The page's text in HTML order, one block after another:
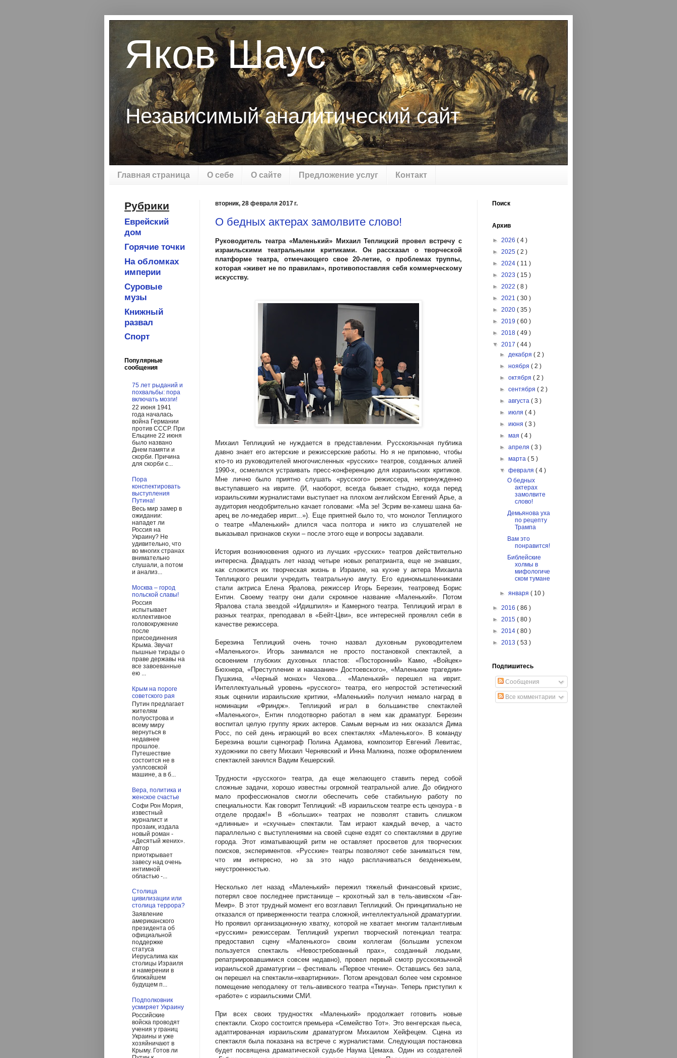
Яков Шаус
Независимый аналитический сайт
Главная страница О себе О сайте Предложение услуг Контакт
вторник, 28 февраля 2017 г.
О бедных актерах замолвите слово!
Руководитель театра «Маленький» Михаил Теплицкий провел встречу с
израильскими театральными критиками. Он рассказал о творческой
платформе театра, отмечающего свое 20-летие, о проблемах труппы,
которая «живет не по правилам», противопоставляя себя коммерческому
искусству.
Михаил Теплицкий не нуждается в представлении. Русскоязычная публика
давно знает его актерские и режиссерские работы. Но я не припомню, чтобы
кто-то из руководителей многочисленных «русских» театров, созданных алией
1990-х, осмелился устраивать пресс-конференцию для израильских критиков.
Мне лично было приятно слушать «русского» режиссера, непринужденно
выступавшего на иврите. (И, наоборот, всегда бывает стыдно, когда перед
израильскими журналистами выступает на плохом английском Евгений Арье, а
аудитория неодобрительно качает головами: «Ма зе! Эсрим ве-хамеш шана ба-
арец ве ло-медабер иврит...»). Еще приятней было то, что монолог Теплицкого
о театре «Маленький» длился часа полтора и никто из слушателей не
выказывал признаков скуки – после этого еще и вопросы задавали.
История возникновения одного из лучших «русских» театров действительно
интересна. Двадцать лет назад четыре новых репатрианта, еще не знавших,
как сложится их творческая жизнь в Израиле, на кухне у актера Михаила
Теплицкого решили учредить театральную амуту. Его единомышленниками
стали актриса Елена Яралова, режиссер Игорь Березин, театровед Борис
Ентин. Своему театру они дали скромное название «Маленький». Потом
Яралова стала звездой «Идишпиля» и Камерного театра. Теплицкий играл в
разных театрах, преподавал в «Бейт-Цви», все интересней проявлял себя в
качестве режиссера.
Березина Теплицкий очень точно назвал духовным руководителем
«Маленького». Игорь занимался не просто постановкой спектаклей, а
освоением глубоких духовных пластов: «Посторонний» Камю, «Войцек»
Бюхнера, «Преступление и наказание» Достоевского», «Маленькие трагедии»
Пушкина, «Черный монах» Чехова... «Маленький» перешел на иврит.
Интеллектуальный уровень «русского» театра, его непростой эстетический
язык оценили израильские критики, «Маленький» получил немало наград в
номинации «Фриндж». Теплицкий играл в большинстве спектаклей
«Маленького», Ентин плодотворно работал в нем как драматург. Березин
воспитал целую группу ярких актеров. Самым верным из них оказался Дима
Росс, по сей день играющий во всех спектаклях «Маленького». В команду
Березина вошли сценограф Полина Адамова, композитор Евгений Левитас,
художники по свету Михаил Чернявский и Инна Малкина, позже оформлением
спектаклей занялся Вадим Кешерский.
Трудности «русского» театра, да еще желающего ставить перед собой
сложные задачи, хорошо известны огромной театральной алие. До обидного
мало профессионалов смогли обеспечить себе стабильную работу по
специальности. Как говорит Теплицкий: «В израильском театре есть цензура - в
отделе продаж!» В «больших» театрах не позволят ставить слишком
«длинные» и «скучные» спектакли. Там играют каждый вечер, а часто
параллельно с выступлениями на своей сцене ездят со спектаклями в другие
города. Этот изматывающий ритм не оставляет просветов для творческих
поисков, экспериментов. «Русские» театры позволяют себе заниматься тем,
что им интересно, но за это надо расплачиваться безденежьем,
неустроенностью.
Несколько лет назад «Маленький» пережил тяжелый финансовый кризис,
потерял свое последнее пристанище – крохотный зал в тель-авивском «Ган-
Меир». В этот трудный момент его возглавил Теплицкий. Он принципиально не
отказался от приверженности театра сложной, интеллектуальной драматургии.
Но проявил организационную хватку, которой не хватает многим талантливым
«русским» режиссерам. Теплицкий укрепил творческий потенциал театра:
предоставил сцену «Маленького» своим коллегам (большим успехом
пользуется спектакль «Невостребованный прах», созданный людьми,
репатриировавшимися совсем недавно), провел первый смотр русскоязычной
израильской драматургии – фестиваль «Первое чтение». Оставшись без зала,
он перешел на спектакли-«квартирники». Потом арендовал более чем скромное
помещение неподалеку от тель-авивского театра «Тмуна». Теперь приступил к
«работе» с израильскими СМИ.
При всех своих трудностях «Маленький» продолжает готовить новые
спектакли. Скоро состоится премьера «Семейство Тот». Это венгерская пьеса,
адаптированная израильским драматургом Михаилом Хейфецем. Сцена из
спектакля была показана на встрече с журналистами. Следующая постановка
будет посвящена драматической судьбе Наума Цемаха. Один из создателей
Рубрики
Еврейский
дом
Горячие точки
На обломках
империи
Суровые
музы
Книжный
развал
Спорт
Популярные
сообщения
75 лет рыданий и
похвальбы: пора
включать мозги!
22 июня 1941
года началась
война Германии
против СССР. При
Ельцине 22 июня
было названо
Днем памяти и
скорби. Причина
для скорби с...
Пора
конспектировать
выступления
Путина!
Весь мир замер в
ожидании:
нападет ли
Россия на
Украину? Не
удивительно, что
во многих странах
внимательно
слушали, а потом
и анализ...
Москва – город
польской славы!
Россия
испытывает
коллективное
головокружение
после
присоединения
Крыма. Звучат
пышные тирады о
праве державы на
все завоеванные
ею ...
Крым на пороге
советского рая
Путин предлагает
жителям
полуострова и
всему миру
вернуться в
недавнее
прошлое.
Путешествие
состоится не в
уэллсовской
машине, а в б...
Вера, политика и
женское счастье
Софи Рон Мория,
известный
журналист и
прозаик, издала
новый роман -
«Десятый жених».
Автор
приоткрывает
завесу над очень
интимной
областью -...
Столица
цивилизации или
столица террора?
Заявление
американского
президента об
официальной
поддержке
статуса
Иерусалима как
столицы Израиля
и намерении в
ближайшем
будущем п...
Подполковник
усмиряет Украину
Российские
войска проводят
учения у границ
Украины и уже
хозяйничают в
Крыму. Готов ли
Поиск
Архив
► 2026 ( 4 )
► 2025 ( 2 )
► 2024 ( 11 )
► 2023 ( 15 )
► 2022 ( 8 )
► 2021 ( 30 )
► 2020 ( 35 )
► 2019 ( 60 )
► 2018 ( 49 )
▼ 2017 ( 44 )
►декабря( 2 )
►ноября( 2 )
►октября( 2 )
►сентября( 2 )
►августа( 3 )
►июля( 4 )
►июня( 3 )
►мая( 4 )
►апреля( 3 )
►марта( 5 )
▼февраля( 4 )
О бедных
актерах
замолвите
слово!
Демьянова уха
по рецепту
Трампа
Вам это
понравится!
Библейские
холмы в
мифологиче
ском тумане
►января( 10 )
► 2016 ( 86 )
► 2015 ( 80 )
► 2014 ( 80 )
► 2013 ( 53 )
Подпишитесь
Сообщения
Все комментарии